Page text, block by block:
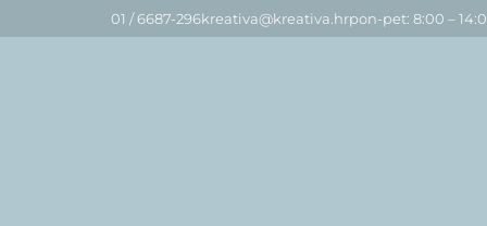
01 / 6687-296kreativa@kreativa.hrpon-pet: 8:00 –